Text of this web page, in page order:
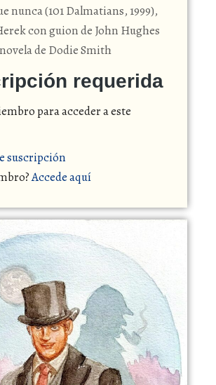
nunca (101 Dalmatians, 1999),
con guion de John Hughes
de Dodie Smith
requerida
para acceder a este
suscripción
Accede aquí